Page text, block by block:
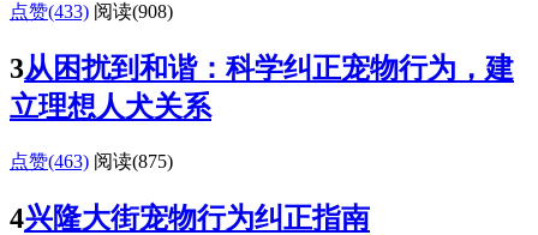
点赞(433) 阅读(908)
3从困扰到和谐：科学纠正宠物行为，建
立理想人犬关系
点赞(463) 阅读(875)
4兴隆大街宠物行为纠正指南